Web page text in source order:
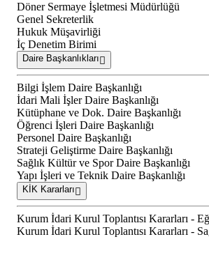
Döner Sermaye İşletmesi Müdürlüğü
Genel Sekreterlik
Hukuk Müşavirliği
İç Denetim Birimi
Daire Başkanlıkları
Bilgi İşlem Daire Başkanlığı
İdari Mali İşler Daire Başkanlığı
Kütüphane ve Dok. Daire Başkanlığı
Öğrenci İşleri Daire Başkanlığı
Personel Daire Başkanlığı
Strateji Geliştirme Daire Başkanlığı
Sağlık Kültür ve Spor Daire Başkanlığı
Yapı İşleri ve Teknik Daire Başkanlığı
KİK Kararları
Kurum İdari Kurul Toplantısı Kararları -
Kurum İdari Kurul Toplantısı Kararları -